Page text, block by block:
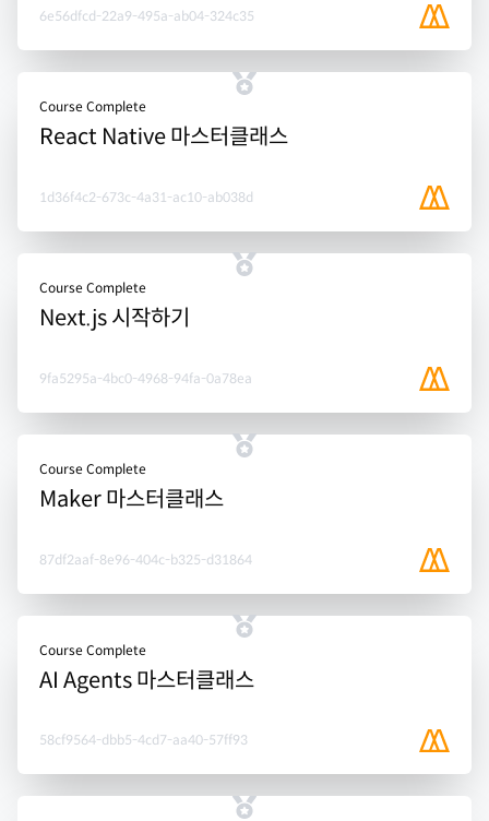
6e56dfcd-22a9-495a-ab04-324c35
Course Complete
React Native 마스터클래스
1d36f4c2-673c-4a31-ac10-ab038d
Course Complete
Next.js 시작하기
9fa5295a-4bc0-4968-94fa-0a78ea
Course Complete
Maker 마스터클래스
87df2aaf-8e96-404c-b325-d31864
Course Complete
AI Agents 마스터클래스
58cf9564-dbb5-4cd7-aa40-57ff93